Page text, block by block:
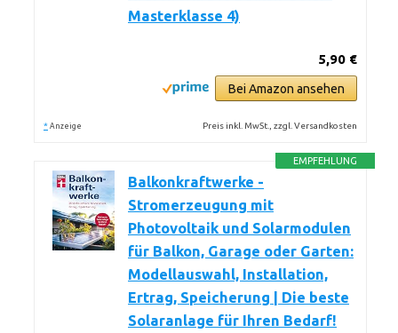
Masterklasse 4)
5,90 €
Bei Amazon ansehen
* Anzeige Preis inkl. MwSt., zzgl. Versandkosten
EMPFEHLUNG
Balkonkraftwerke -
Stromerzeugung mit
Photovoltaik und Solarmodulen
für Balkon, Garage oder Garten:
Modellauswahl, Installation,
Ertrag, Speicherung | Die beste
Solaranlage für Ihren Bedarf!